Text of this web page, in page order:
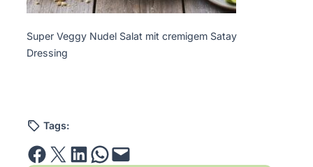
Super Veggy Nudel Salat mit cremigem Satay
Dressing
Tags:
Share on Facebook Email this Page Share on LinkedIn Share on WhatsApp Email this Page